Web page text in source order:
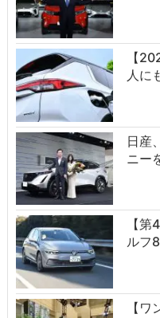
【
人に
日産
ニー
【
ルフ
【